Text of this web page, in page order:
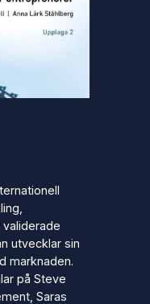
utvecklar sin
marknaden.
på Steve
, Saras